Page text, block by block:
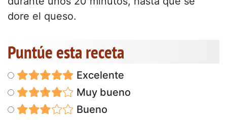
dore el queso.
Puntúe esta receta
Excelente
Muy bueno
Bueno